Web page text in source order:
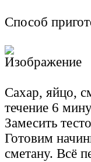
Способ
Сахар, яйцо,
течение 6
Замесить
Готовим
сметану. Всё